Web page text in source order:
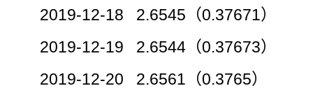
2019-12-18 2.6545（0.37671）
2019-12-19 2.6544（0.37673）
2019-12-20 2.6561（0.3765）